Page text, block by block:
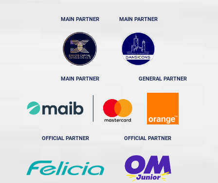
MAIN PARTNER MAIN PARTNER
MAIN PARTNER GENERAL PARTNER
OFFICIAL PARTNER OFFICIAL PARTNER